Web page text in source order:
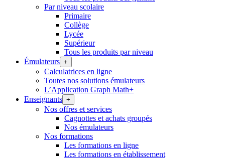
Par niveau scolaire
Primaire
Collège
Lycée
Supérieur
Tous les produits par niveau
Émulateurs +
Calculatrices en ligne
Toutes nos solutions émulateurs
L’Application Graph Math+
Enseignants +
Nos offres et services
Cagnottes et achats groupés
Nos émulateurs
Nos formations
Les formations en ligne
Les formations en établissement